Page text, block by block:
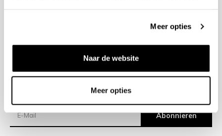
Meer opties
Naar de website
Meer opties
Versand
Abonnieren